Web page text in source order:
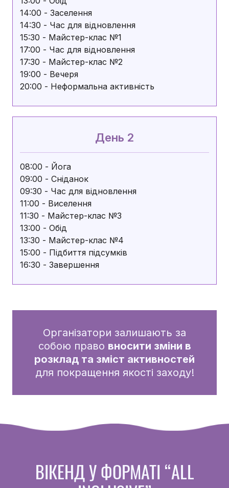
14:00 - Заселення
14:30 - Час для відновлення
15:30 - Майстер-клас №1
17:00 - Час для відновлення
17:30 - Майстер-клас №2
19:00 - Вечеря
20:00 - Неформальна активність
День 2
08:00 - Йога
09:00 - Сніданок
09:30 - Час для відновлення
11:00 - Виселення
11:30 - Майстер-клас №3
13:00 - Обід
13:30 - Майстер-клас №4
15:00 - Підбиття підсумків
16:30 - Завершення
Організатори залишають за
собою право вносити зміни в
розклад та зміст активностей
для покращення якості заходу!
ВІКЕНД У ФОРМАТІ “ALL